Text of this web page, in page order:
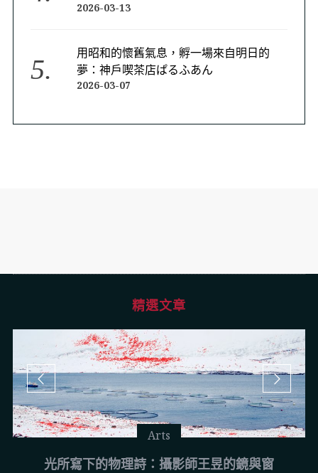
2026-03-13
用昭和的懷舊氣息，孵一場來自明日的
夢：神戶喫茶店ぱるふあん
2026-03-07
精選文章
Arts
光所寫下的物理詩：攝影師王昱的鏡與窗